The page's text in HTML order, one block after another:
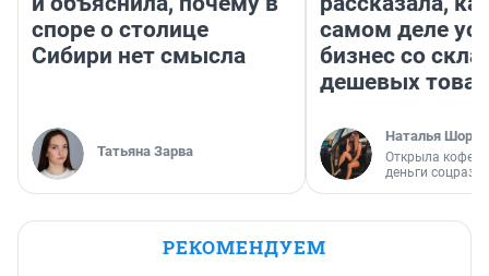
споре о столице
Сибири нет смысла
Татьяна Зарва
самом деле
бизнес со
дешевых
Наталья
Открыла
деньги
РЕКОМЕНДУЕМ